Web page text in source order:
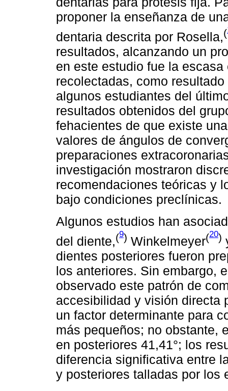
proponer la enseñanza de
dentaria descrita por Rosella,(
resultados, alcanzando un
en este estudio fue la
recolectadas, como
algunos estudiantes del
resultados obtenidos del
fehacientes de que existe
valores de ángulos de
preparaciones
investigación mostraron
recomendaciones teóricas y
bajo condiciones preclínicas.
Algunos estudios han
del diente,(9) Winkelmeyer(20)
dientes posteriores fueron
los anteriores. Sin embargo,
observado este patrón de
accesibilidad y visión directa
un factor determinante para
más pequeños; no obstante,
en posteriores 41,41°; los
diferencia significativa entre
y posteriores talladas por los